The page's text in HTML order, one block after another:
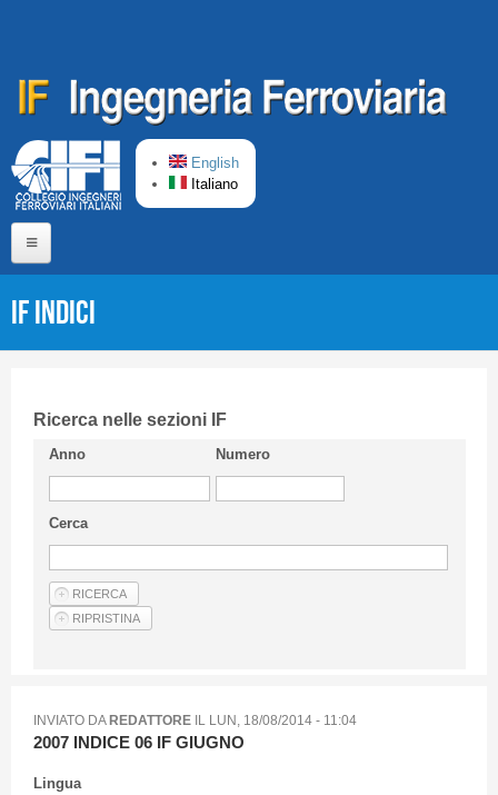
English
Italiano
CIFI in breve
Linee Guida
Privacy Policy
Articoli
IF Indici
Ricerca nelle sezioni IF
Anno Numero
Cerca
INVIATO DAREDATTOREIL LUN, 18/08/2014 - 11:04
2007 INDICE 06 IF GIUGNO
Lingua